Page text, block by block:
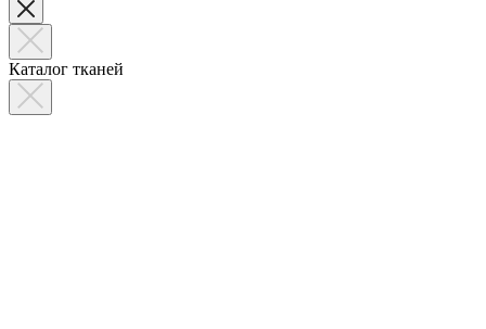
Каталог тканей